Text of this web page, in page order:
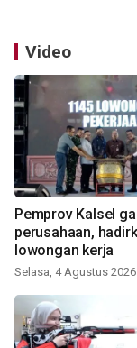
Video
Pemprov Kalsel
perusahaan,
lowongan kerja
Selasa, 4 Agustus 2026